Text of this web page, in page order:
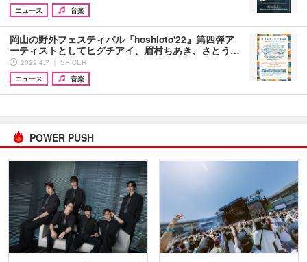
ニュース
音楽
岡山の野外フェスティバル『hoshioto'22』第四弾ア
ーティストとしてヒグチアイ、眉村ちあき、さとう…
2022.4.7 ｜ SPICER
ニュース
音楽
POWER PUSH